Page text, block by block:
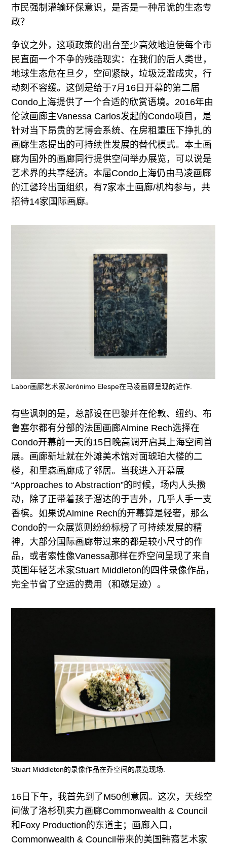
市民强制灌输环保意识，是否是一种吊诡的生态专
政？
争议之外，这项政策的出台至少高效地迫使每个市
民直面一个不争的残酷现实：在我们的后人类世，
地球生态危在旦夕，空间紧缺，垃圾泛滥成灾，行
动刻不容缓。这倒是给于7月16日开幕的第二届
Condo上海提供了一个合适的欣赏语境。2016年由
伦敦画廊主Vanessa Carlos发起的Condo项目，是
针对当下昂贵的艺博会系统、在房租重压下挣扎的
画廊生态提出的可持续性发展的替代模式。本土画
廊为国外的画廊同行提供空间举办展览，可以说是
艺术界的共享经济。本届Condo上海仍由马凌画廊
的江馨玲出面组织，有7家本土画廊/机构参与，共
招待14家国际画廊。
Labor画廊艺术家Jerónimo Elespe在马凌画廊呈现的近作.
有些讽刺的是，总部设在巴黎并在伦敦、纽约、布
鲁塞尔都有分部的法国画廊Almine Rech选择在
Condo开幕前一天的15日晚高调开启其上海空间首
展。画廊新址就在外滩美术馆对面琥珀大楼的二
楼，和里森画廊成了邻居。当我进入开幕展
“Approaches to Abstraction”的时候，场内人头攒
动，除了正带着孩子溜达的于吉外，几乎人手一支
香槟。如果说Almine Rech的开幕算是轻奢，那么
Condo的一众展览则纷纷标榜了可持续发展的精
神，大部分国际画廊带过来的都是较小尺寸的作
品，或者索性像Vanessa那样在乔空间呈现了来自
英国年轻艺术家Stuart Middleton的四件录像作品，
完全节省了空运的费用（和碳足迹）。
Stuart Middleton的录像作品在乔空间的展览现场.
16日下午，我首先到了M50创意园。这次，天线空
间做了洛杉矶实力画廊Commonwealth & Council
和Foxy Production的东道主；画廊入口，
Commonwealth & Council带来的美国韩裔艺术家